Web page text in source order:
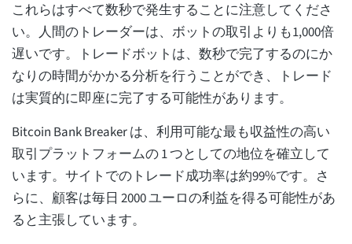
これらはすべて数秒で発生することに注意してくださ
い。人間のトレーダーは、ボットの取引よりも1,000倍
遅いです。トレードボットは、数秒で完了するのにか
なりの時間がかかる分析を行うことができ、トレード
は実質的に即座に完了する可能性があります。
Bitcoin Bank Breaker は、利用可能な最も収益性の高い
取引プラットフォームの 1 つとしての地位を確立して
います。サイトでのトレード成功率は約99%です。さ
らに、顧客は毎日 2000 ユーロの利益を得る可能性があ
ると主張しています。